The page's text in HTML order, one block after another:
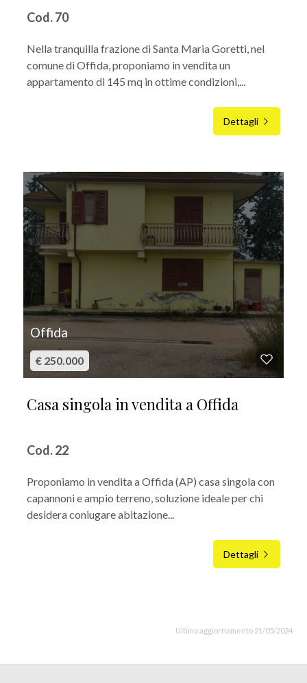
Cod. 70
Nella tranquilla frazione di Santa Maria Goretti, nel
comune di Offida, proponiamo in vendita un
appartamento di 145 mq in ottime condizioni,...
Dettagli
Offida
€ 250.000
Casa singola in vendita a Offida
Cod. 22
Proponiamo in vendita a Offida (AP) casa singola con
capannoni e ampio terreno, soluzione ideale per chi
desidera coniugare abitazione...
Dettagli
Ultimo aggiornamento 21/05/2024